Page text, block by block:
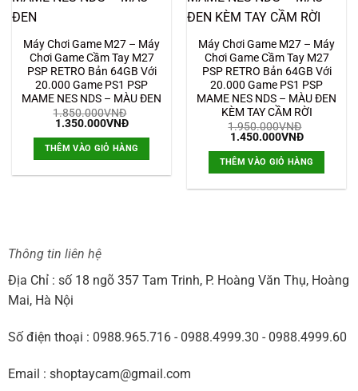
Máy Chơi Game M27 – Máy
Chơi Game Cầm Tay M27
PSP RETRO Bản 64GB Với
20.000 Game PS1 PSP
MAME NES NDS – MÀU ĐEN
1.850.000VNĐ
Giá
là:
1.850.000VNĐ.
1.350.000VNĐGiá
tại
là:
1.350.000VNĐ.
THÊM VÀO GIỎ HÀNG
Máy Chơi Game M27 – Máy
Chơi Game Cầm Tay M27
PSP RETRO Bản 64GB Với
20.000 Game PS1 PSP
MAME NES NDS – MÀU ĐEN
KÈM TAY CẦM RỜI
1.950.000VNĐ
Giá
là:
1.950.000VNĐ.
1.450.000VNĐGiá
tại
là:
THÊM VÀO GIỎ HÀNG
Thông tin liên hệ
Địa Chỉ : số 18 ngõ 357 Tam Trinh, P. Hoàng Văn Thụ, Hoàng
Mai, Hà Nội
Số điện thoại : 0988.965.716 - 0988.4999.30 - 0988.4999.60
Email : shoptaycam@gmail.com